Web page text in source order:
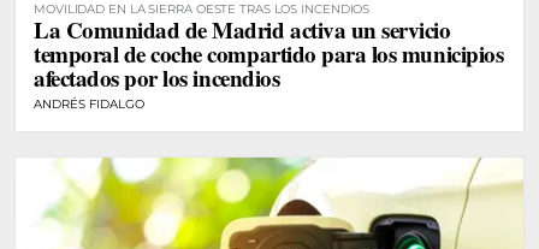
MOVILIDAD EN LA SIERRA OESTE TRAS LOS INCENDIOS
La Comunidad de Madrid activa un servicio
temporal de coche compartido para los municipios
afectados por los incendios
ANDRÉS FIDALGO